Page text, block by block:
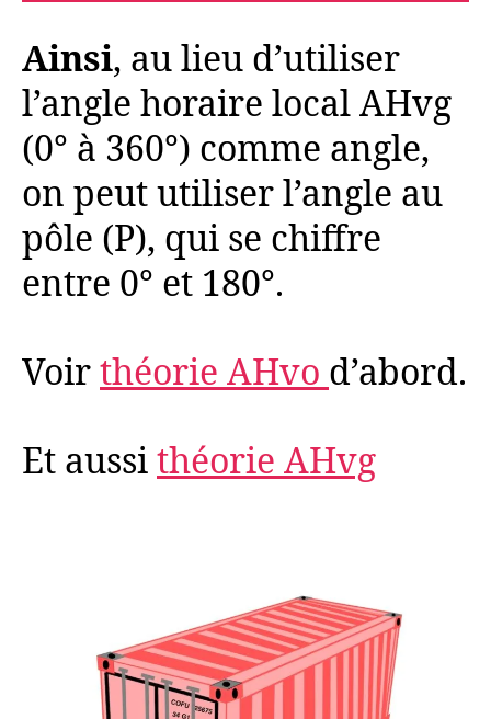
Ainsi, au lieu d’utiliser
l’angle horaire local AHvg
(0° à 360°) comme angle,
on peut utiliser l’angle au
pôle (P), qui se chiffre
entre 0° et 180°.
Voir théorie AHvo d’abord.
Et aussi théorie AHvg